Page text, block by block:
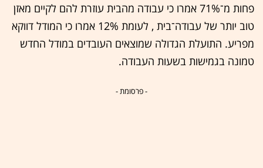
פחות מ־71% אמרו כי עבודה מהבית עוזרת להם לקיים מאזן
טוב יותר של עבודה־בית , לעומת 12% אמרו כי המודל דווקא
מפריע. התועלת הגדולה שמוצאים העובדים במודל החדש
טמונה בגמישות בשעות העבודה.
- פרסומת -